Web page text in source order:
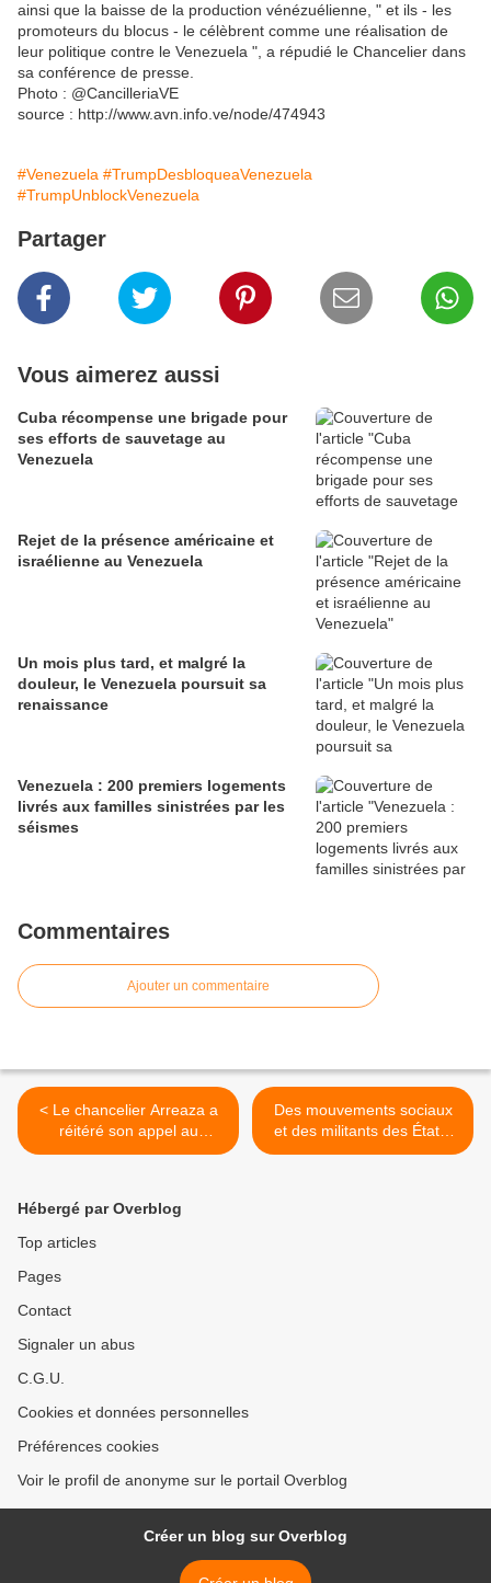
ainsi que la baisse de la production vénézuélienne, " et ils - les
promoteurs du blocus - le célèbrent comme une réalisation de
leur politique contre le Venezuela ", a répudié le Chancelier dans
sa conférence de presse.
Photo : @CancilleriaVE
source : http://www.avn.info.ve/node/474943
#Venezuela #TrumpDesbloqueaVenezuela
#TrumpUnblockVenezuela
Partager
Vous aimerez aussi
Cuba récompense une brigade pour
ses efforts de sauvetage au
Venezuela
Rejet de la présence américaine et
israélienne au Venezuela
Un mois plus tard, et malgré la
douleur, le Venezuela poursuit sa
renaissance
Venezuela : 200 premiers logements
livrés aux familles sinistrées par les
séismes
Commentaires
Ajouter un commentaire
< Le chancelier Arreaza a
réitéré son appel au
dialogue avec le
Des mouvements sociaux
et des militants des États-
Unis et du Canada
Hébergé par Overblog
Top articles
Pages
Contact
Signaler un abus
C.G.U.
Cookies et données personnelles
Préférences cookies
Voir le profil de anonyme sur le portail Overblog
Créer un blog sur Overblog